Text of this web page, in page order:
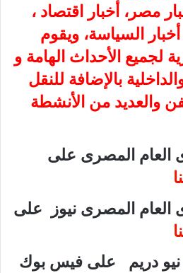
مصر، أخبار اقتصاد ،
السياسة، ويقوم
لجميع الأحداث الهامة و
بالإضافة للنقل
والعديد من الأنشطة
العام المصرى على
العام المصرى نيوز على
نيو دريم على فيس بوك